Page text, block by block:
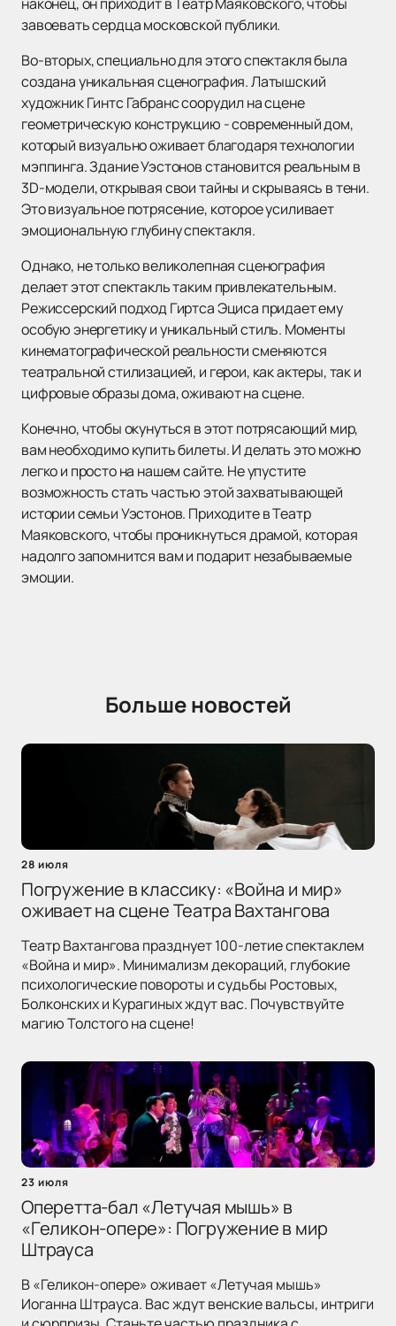
наконец, он приходит в Театр Маяковского, чтобы
завоевать сердца московской публики.
Во-вторых, специально для этого спектакля была
создана уникальная сценография. Латышский
художник Гинтс Габранс соорудил на сцене
геометрическую конструкцию - современный дом,
который визуально оживает благодаря технологии
мэппинга. Здание Уэстонов становится реальным в
3D-модели, открывая свои тайны и скрываясь в тени.
Это визуальное потрясение, которое усиливает
эмоциональную глубину спектакля.
Однако, не только великолепная сценография
делает этот спектакль таким привлекательным.
Режиссерский подход Гиртса Эциса придает ему
особую энергетику и уникальный стиль. Моменты
кинематографической реальности сменяются
театральной стилизацией, и герои, как актеры, так и
цифровые образы дома, оживают на сцене.
Конечно, чтобы окунуться в этот потрясающий мир,
вам необходимо купить билеты. И делать это можно
легко и просто на нашем сайте. Не упустите
возможность стать частью этой захватывающей
истории семьи Уэстонов. Приходите в Театр
Маяковского, чтобы проникнуться драмой, которая
надолго запомнится вам и подарит незабываемые
эмоции.
Больше новостей
28 июля
Погружение в классику: «Война и мир»
оживает на сцене Театра Вахтангова
Театр Вахтангова празднует 100-летие спектаклем
«Война и мир». Минимализм декораций, глубокие
психологические повороты и судьбы Ростовых,
Болконских и Курагиных ждут вас. Почувствуйте
магию Толстого на сцене!
23 июля
Оперетта-бал «Летучая мышь» в
«Геликон-опере»: Погружение в мир
Штрауса
В «Геликон-опере» оживает «Летучая мышь»
Иоганна Штрауса. Вас ждут венские вальсы, интриги